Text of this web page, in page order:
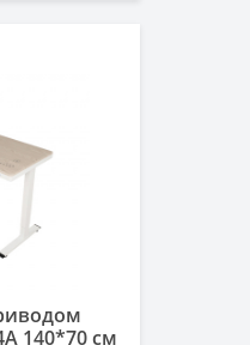
140*70 см